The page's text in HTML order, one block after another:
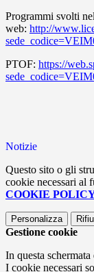
Programmi svolti
web: http://
PTOF: https://
Notizie
Questo sito o gli
cookie necessari al
COOKIE
Personalizza
Gestione cookie
In questa
I cookie necessari